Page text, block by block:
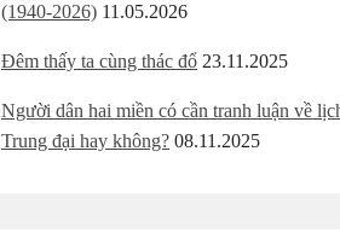
(1940-2026) 11.05.2026
Đêm thấy ta cùng thác đổ 23.11.2025
Người dân hai miền có cần tranh luận về
Trung đại hay không? 08.11.2025